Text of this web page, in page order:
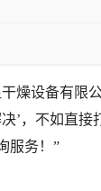
燥设备有限
’，不如直接
服务！”